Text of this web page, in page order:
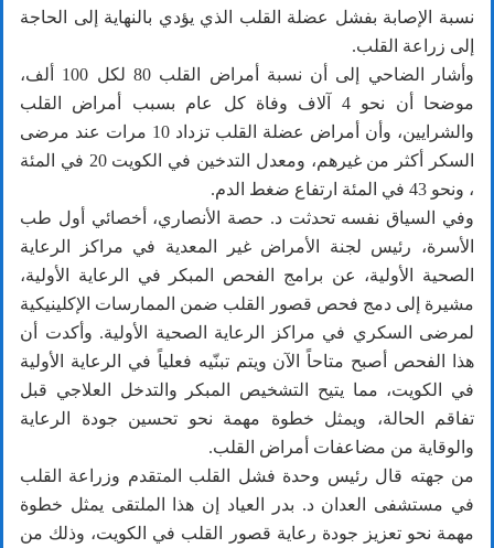
نسبة الإصابة بفشل عضلة القلب الذي يؤدي بالنهاية إلى الحاجة
إلى زراعة القلب.
وأشار الضاحي إلى أن نسبة أمراض القلب 80 لكل 100 ألف،
موضحا أن نحو 4 آلاف وفاة كل عام بسبب أمراض القلب
والشرايين، وأن أمراض عضلة القلب تزداد 10 مرات عند مرضى
السكر أكثر من غيرهم، ومعدل التدخين في الكويت 20 في المئة
، ونحو 43 في المئة ارتفاع ضغط الدم.
وفي السياق نفسه تحدثت د. حصة الأنصاري، أخصائي أول طب
الأسرة، رئيس لجنة الأمراض غير المعدية في مراكز الرعاية
الصحية الأولية، عن برامج الفحص المبكر في الرعاية الأولية،
مشيرة إلى دمج فحص قصور القلب ضمن الممارسات الإكلينيكية
لمرضى السكري في مراكز الرعاية الصحية الأولية. وأكدت أن
هذا الفحص أصبح متاحاً الآن ويتم تبنّيه فعلياً في الرعاية الأولية
في الكويت، مما يتيح التشخيص المبكر والتدخل العلاجي قبل
تفاقم الحالة، ويمثل خطوة مهمة نحو تحسين جودة الرعاية
والوقاية من مضاعفات أمراض القلب.
من جهته قال رئيس وحدة فشل القلب المتقدم وزراعة القلب
في مستشفى العدان د. بدر العياد إن هذا الملتقى يمثل خطوة
مهمة نحو تعزيز جودة رعاية قصور القلب في الكويت، وذلك من